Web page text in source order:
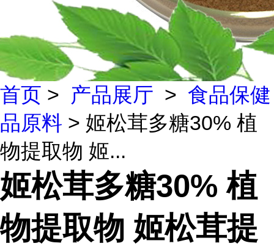
首页 > 产品展厅 > 食品保健
品原料 > 姬松茸多糖30% 植
物提取物 姬...
姬松茸多糖30% 植
物提取物 姬松茸提